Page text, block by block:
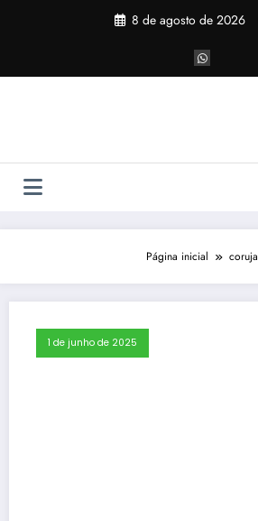
8 de agosto de 2026
Página inicial coruja
1 de junho de 2025